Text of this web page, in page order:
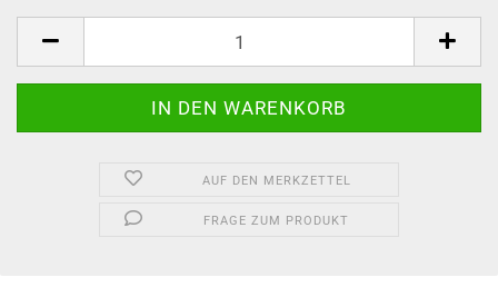
AUF DEN MERKZETTEL
FRAGE ZUM PRODUKT